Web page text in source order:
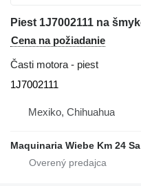
Cena na požiadanie
Časti motora - piest
1J7002111
Mexiko, Chihuahua
Maquinaria Wiebe Km 24 Sa